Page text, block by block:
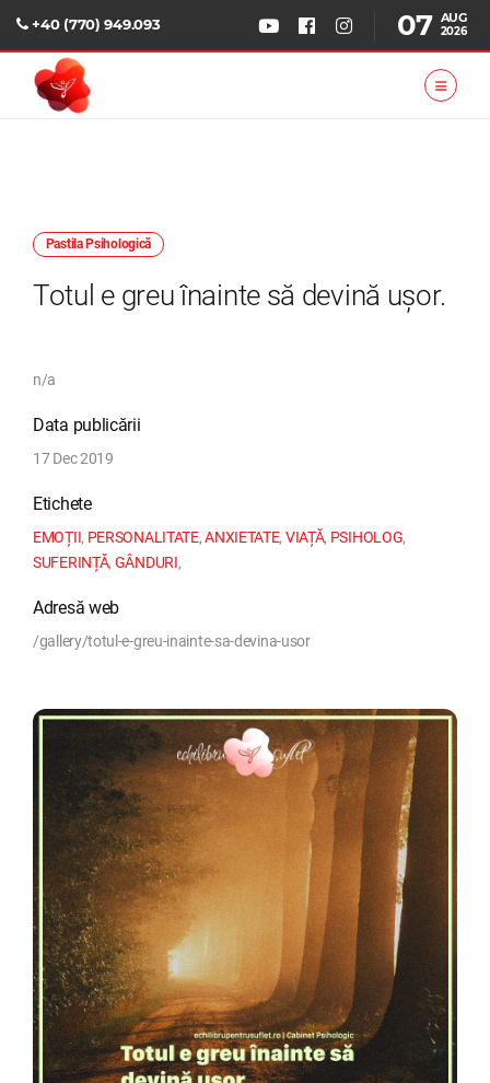
+40 (770) 949.093 07 AUG
2026
Pastila Psihologică
Totul e greu înainte să devină ușor.
n/a
Data publicării
17 Dec 2019
Etichete
EMOȚII, PERSONALITATE,ANXIETATE, VIAȚĂ, PSIHOLOG,
SUFERINȚĂ, GÂNDURI,
Adresă web
/gallery/totul-e-greu-inainte-sa-devina-usor